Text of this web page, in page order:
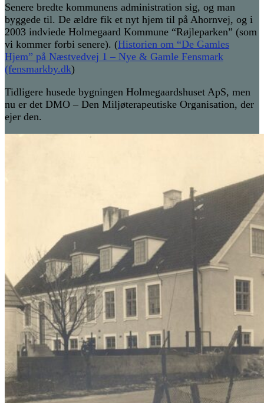
Senere bredte kommunens administration sig, og man
byggede til. De ældre fik et nyt hjem til på Ahornvej, og i
2003 indviede Holmegaard Kommune “Røjleparken” (som
vi kommer forbi senere). (Historien om “De Gamles
Hjem” på Næstvedvej 1 – Nye & Gamle Fensmark
(fensmarkby.dk)
Tidligere husede bygningen Holmegaardshuset ApS, men
nu er det DMO – Den Miljøterapeutiske Organisation, der
ejer den.